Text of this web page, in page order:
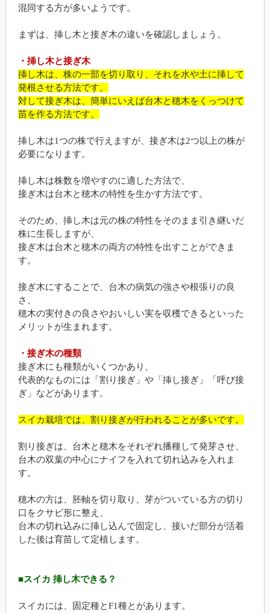
混同する方が多いようです。
まずは、挿し木と接ぎ木の違いを確認しましょう。
・挿し木と接ぎ木
挿し木は、株の一部を切り取り、それを水や土に挿して
発根させる方法です。
対して接ぎ木は、簡単にいえば台木と穂木をくっつけて
苗を作る方法です。
挿し木は1つの株で行えますが、接ぎ木は2つ以上の株が
必要になります。
挿し木は株数を増やすのに適した方法で、
接ぎ木は台木と穂木の特性を生かす方法です。
そのため、挿し木は元の株の特性をそのまま引き継いだ
株に生長しますが、
接ぎ木は台木と穂木の両方の特性を出すことができま
す。
接ぎ木にすることで、台木の病気の強さや根張りの良
さ、
穂木の実付きの良さやおいしい実を収穫できるといった
メリットが生まれます。
・接ぎ木の種類
接ぎ木にも種類がいくつかあり、
代表的なものには「割り接ぎ」や「挿し接ぎ」「呼び接
ぎ」などがあります。
スイカ栽培では、割り接ぎが行われることが多いです。
割り接ぎは、台木と穂木をそれぞれ播種して発芽させ、
台木の双葉の中心にナイフを入れて切れ込みを入れま
す。
穂木の方は、胚軸を切り取り、芽がついている方の切り
口をクサビ形に整え、
台木の切れ込みに挿し込んで固定し、接いだ部分が活着
した後は育苗して定植します。
■スイカ 挿し木できる？
スイカには、固定種とF1種とがあります。